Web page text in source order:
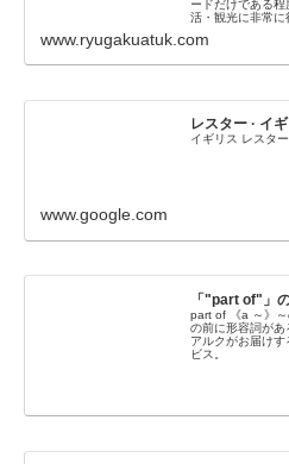
ードだけである
活・観光に非常に
www.ryugakuatuk.com
レスター · イ
イギリス レスター
www.google.com
「"part of"」
part of 《a ～》
の前に形容詞が
アルクがお届け
ビス。